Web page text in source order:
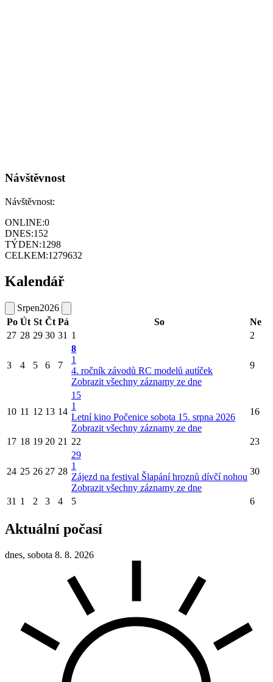
Návštěvnost
Návštěvnost:
ONLINE:0
DNES:152
TÝDEN:1298
CELKEM:1279632
Kalendář
Srpen2026
Po Út St Čt Pá So
Ne
27 28 29 30 31 1 2
3 4 5 6 7
8
1
4. ročník závodů RC modelů autíček
Zobrazit všechny záznamy ze dne
9
10 11 12 13 14
15
1
Letní kino Počenice sobota 15. srpna 2026
Zobrazit všechny záznamy ze dne
16
17 18 19 20 21 22 23
24 25 26 27 28
29
1
Zájezd na festival Šlapání hroznů dívčí nohou
Zobrazit všechny záznamy ze dne
30
31 1 2 3 4 5 6
Aktuální počasí
dnes, sobota 8. 8. 2026